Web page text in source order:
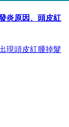
炎原因、頭皮紅
現頭皮紅腫掉髮